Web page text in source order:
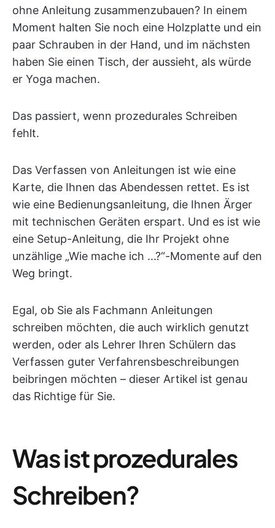
ohne Anleitung zusammenzubauen? In einem
Moment halten Sie noch eine Holzplatte und ein
paar Schrauben in der Hand, und im nächsten
haben Sie einen Tisch, der aussieht, als würde
er Yoga machen.
Das passiert, wenn prozedurales Schreiben
fehlt.
Das Verfassen von Anleitungen ist wie eine
Karte, die Ihnen das Abendessen rettet. Es ist
wie eine Bedienungsanleitung, die Ihnen Ärger
mit technischen Geräten erspart. Und es ist wie
eine Setup-Anleitung, die Ihr Projekt ohne
unzählige „Wie mache ich ...?“-Momente auf den
Weg bringt.
Egal, ob Sie als Fachmann Anleitungen
schreiben möchten, die auch wirklich genutzt
werden, oder als Lehrer Ihren Schülern das
Verfassen guter Verfahrensbeschreibungen
beibringen möchten – dieser Artikel ist genau
das Richtige für Sie.
Was ist prozedurales
Schreiben?